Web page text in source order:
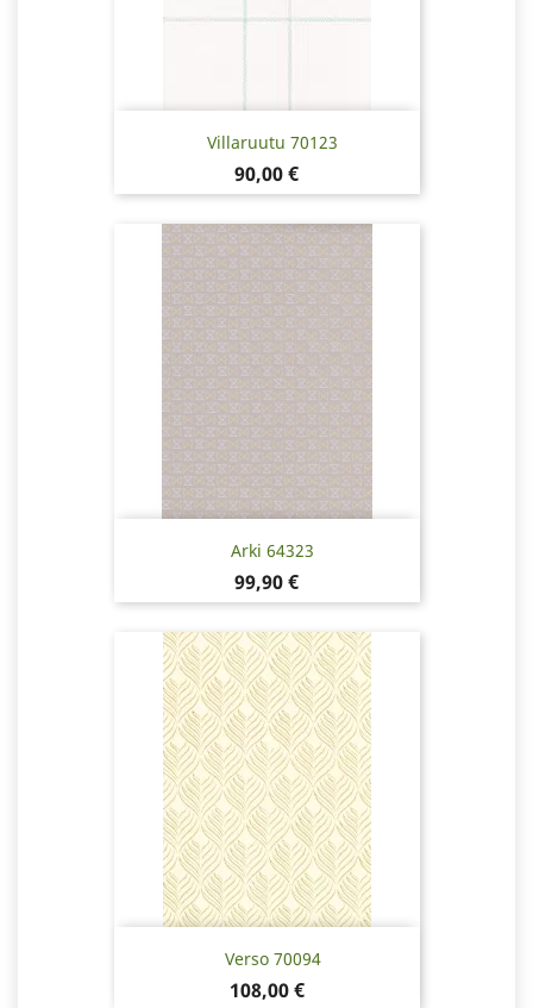
Villaruutu 70123
Pris
90,00 €
Arki 64323
Pris
99,90 €
Verso 70094
Pris
108,00 €